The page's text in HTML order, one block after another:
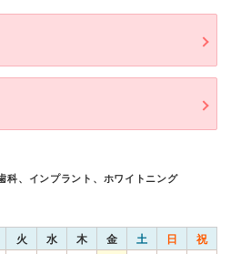
科、インプラント、ホワイトニング
火 水 木 金 土 日 祝